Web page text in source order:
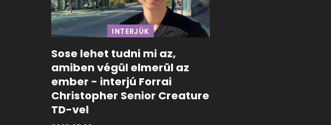
INTERJÚK
Sose lehet tudni mi az,
amiben végül elmerül az
ember - interjú Forrai
Christopher Senior Creature
TD-vel